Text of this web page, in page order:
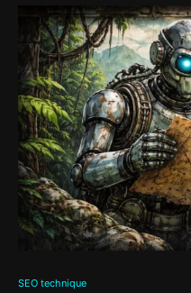
SEO technique